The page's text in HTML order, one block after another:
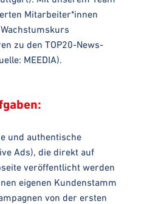
Mitarbeiter*innen
zu den TOP20-News-
MEEDIA).
und authentische
Ads), die direkt auf
veröffentlicht werden
eigenen Kundenstamm
von der ersten